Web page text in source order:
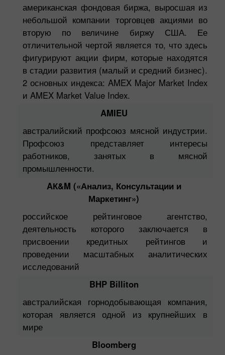
американская фондовая биржа, выросшая из
небольшой компании торговцев акциями во
вторую по величине биржу США. Ее
отличительной чертой является то, что здесь
фигурируют акции фирм, которые находятся
в стадии развития (малый и средний бизнес).
2 основных индекса: AMEX Major Market Index
и AMEX Market Value Index.
AMIEU
австралийский профсоюз мясной индустрии.
Профсоюз представляет интересы
работников, занятых в мясной
промышленности.
AК&M («Анализ, Консультации и
Маркетинг»)
российское рейтинговое агентство,
деятельность которого заключается в
присвоении кредитных рейтингов и
проведении масштабных аналитических
исследований
BHP Billiton
австралийская горнодобывающая компания,
которая является одной из крупнейших в
мире
Bloomberg